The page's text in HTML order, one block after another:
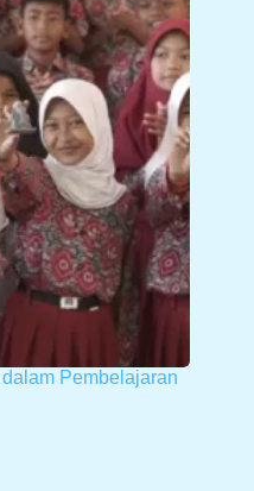
Pembelajaran